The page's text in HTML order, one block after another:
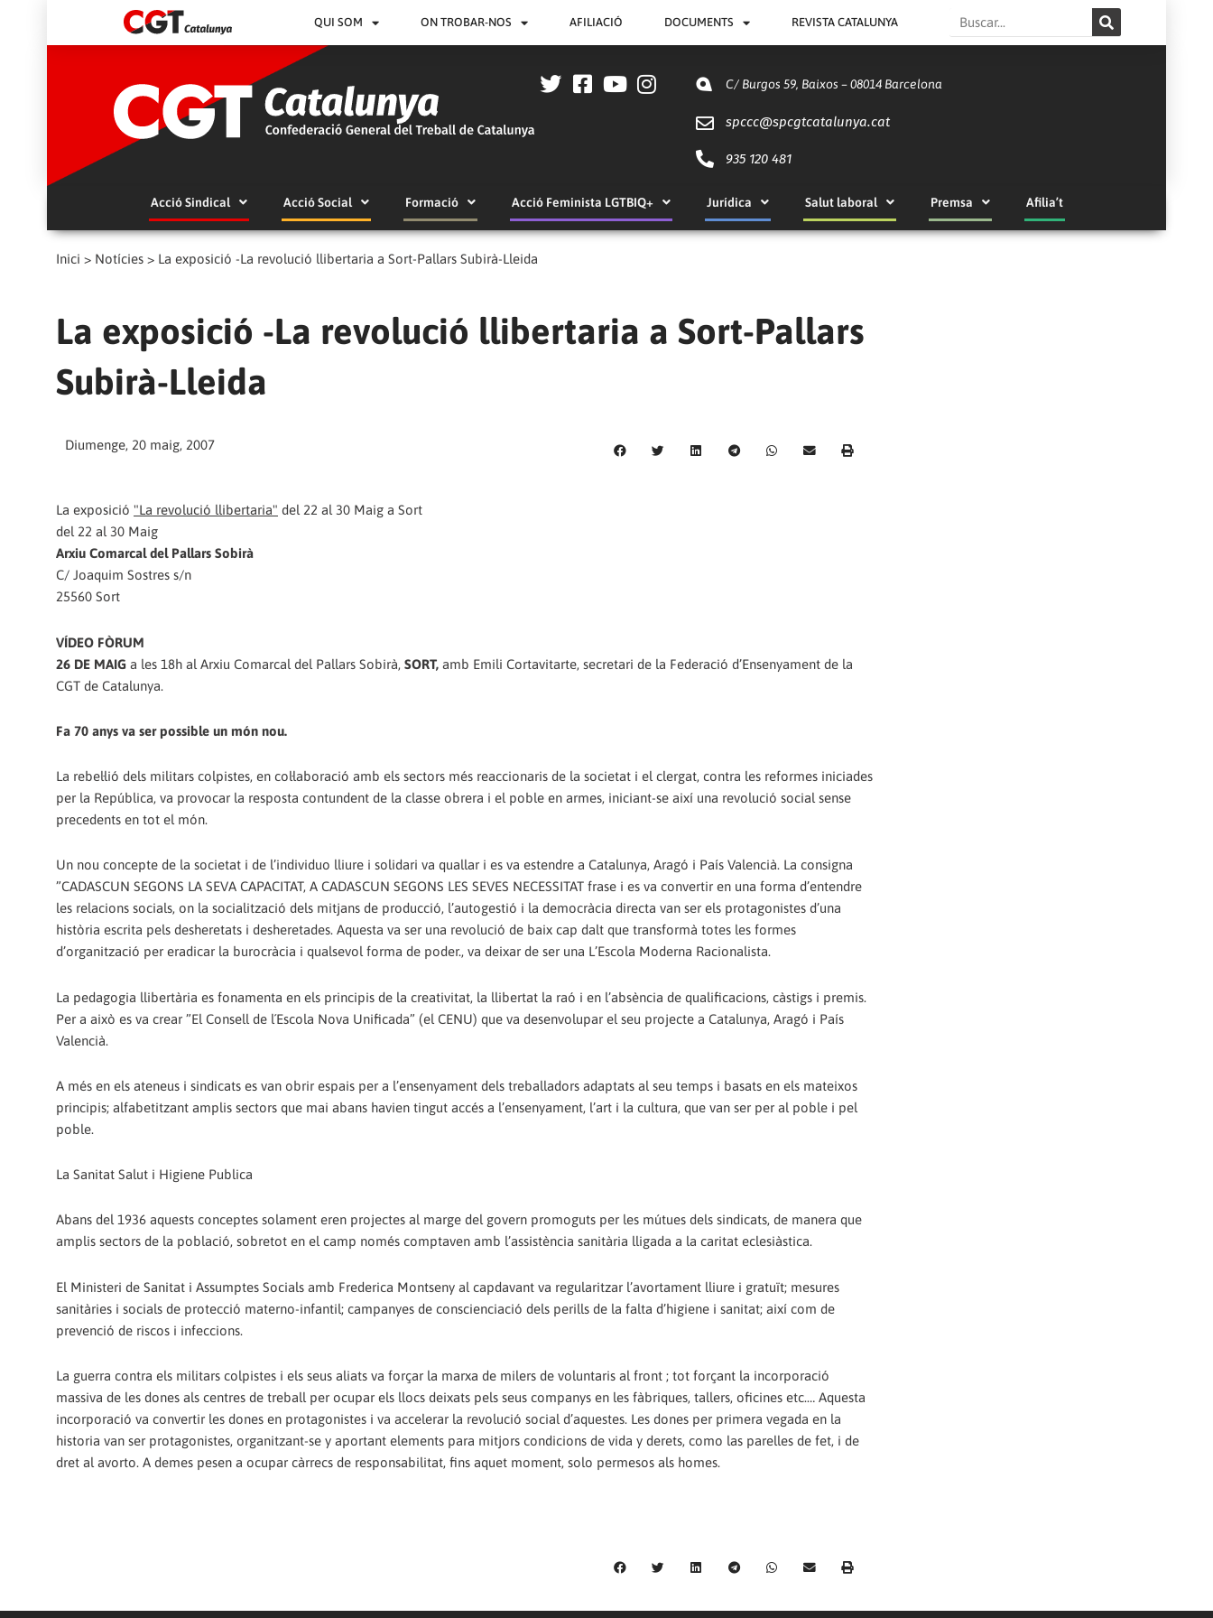
QUI SOM ON TROBAR-NOS AFILIACIÓ DOCUMENTS REVISTA CATALUNYA Search
C/ Burgos 59, Baixos – 08014 Barcelona
spccc@spcgtcatalunya.cat
935 120 481
Acció Sindical Acció Social Formació Acció Feminista LGTBIQ+ Jurídica Salut laboral Premsa Afilia’t
Inici > Notícies > La exposició -La revolució llibertaria a Sort-Pallars Subirà-Lleida
La exposició -La revolució llibertaria a Sort-Pallars
Subirà-Lleida
Diumenge, 20 maig, 2007
La exposició "La revolució llibertaria" del 22 al 30 Maig a Sort
del 22 al 30 Maig
Arxiu Comarcal del Pallars Sobirà
C/ Joaquim Sostres s/n
25560 Sort
VÍDEO FÒRUM
26 DE MAIG a les 18h al Arxiu Comarcal del Pallars Sobirà, SORT, amb Emili Cortavitarte, secretari de la Federació d’Ensenyament de la
CGT de Catalunya.
Fa 70 anys va ser possible un món nou.
La rebel·lió dels militars colpistes, en col·laboració amb els sectors més reaccionaris de la societat i el clergat, contra les reformes iniciades
per la República, va provocar la resposta contundent de la classe obrera i el poble en armes, iniciant-se així una revolució social sense
precedents en tot el món.
Un nou concepte de la societat i de l’individuo lliure i solidari va quallar i es va estendre a Catalunya, Aragó i País Valencià. La consigna
”CADASCUN SEGONS LA SEVA CAPACITAT, A CADASCUN SEGONS LES SEVES NECESSITAT frase i es va convertir en una forma d’entendre
les relacions socials, on la socialització dels mitjans de producció, l’autogestió i la democràcia directa van ser els protagonistes d’una
història escrita pels desheretats i desheretades. Aquesta va ser una revolució de baix cap dalt que transformà totes les formes
d’organització per eradicar la burocràcia i qualsevol forma de poder., va deixar de ser una L’Escola Moderna Racionalista.
La pedagogia llibertària es fonamenta en els principis de la creativitat, la llibertat la raó i en l’absència de qualificacions, càstigs i premis.
Per a això es va crear ”El Consell de l´Escola Nova Unificada” (el CENU) que va desenvolupar el seu projecte a Catalunya, Aragó i País
Valencià.
A més en els ateneus i sindicats es van obrir espais per a l’ensenyament dels treballadors adaptats al seu temps i basats en els mateixos
principis; alfabetitzant amplis sectors que mai abans havien tingut accés a l’ensenyament, l’art i la cultura, que van ser per al poble i pel
poble.
La Sanitat Salut i Higiene Publica
Abans del 1936 aquests conceptes solament eren projectes al marge del govern promoguts per les mútues dels sindicats, de manera que
amplis sectors de la població, sobretot en el camp només comptaven amb l’assistència sanitària lligada a la caritat eclesiàstica.
El Ministeri de Sanitat i Assumptes Socials amb Frederica Montseny al capdavant va regularitzar l’avortament lliure i gratuït; mesures
sanitàries i socials de protecció materno-infantil; campanyes de conscienciació dels perills de la falta d’higiene i sanitat; així com de
prevenció de riscos i infeccions.
La guerra contra els militars colpistes i els seus aliats va forçar la marxa de milers de voluntaris al front ; tot forçant la incorporació
massiva de les dones als centres de treball per ocupar els llocs deixats pels seus companys en les fàbriques, tallers, oficines etc.… Aquesta
incorporació va convertir les dones en protagonistes i va accelerar la revolució social d’aquestes. Les dones per primera vegada en la
historia van ser protagonistes, organitzant-se y aportant elements para mitjors condicions de vida y derets, como las parelles de fet, i de
dret al avorto. A demes pesen a ocupar càrrecs de responsabilitat, fins aquet moment, solo permesos als homes.